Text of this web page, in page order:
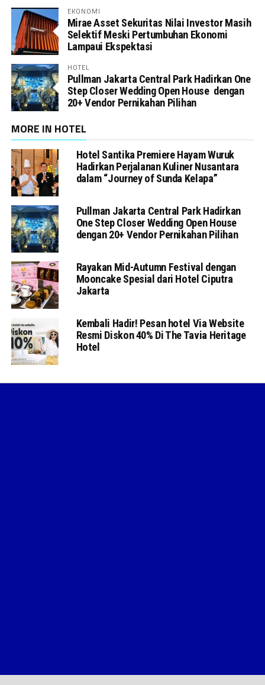
EKONOMI
Mirae Asset Sekuritas Nilai Investor Masih
Selektif Meski Pertumbuhan Ekonomi
Lampaui Ekspektasi
HOTEL
Pullman Jakarta Central Park Hadirkan One
Step Closer Wedding Open House dengan
20+ Vendor Pernikahan Pilihan
MORE IN HOTEL
Hotel Santika Premiere Hayam Wuruk
Hadirkan Perjalanan Kuliner Nusantara
dalam “Journey of Sunda Kelapa”
Pullman Jakarta Central Park Hadirkan
One Step Closer Wedding Open House
dengan 20+ Vendor Pernikahan Pilihan
Rayakan Mid-Autumn Festival dengan
Mooncake Spesial dari Hotel Ciputra
Jakarta
Kembali Hadir! Pesan hotel Via Website
Resmi Diskon 40% Di The Tavia Heritage
Hotel